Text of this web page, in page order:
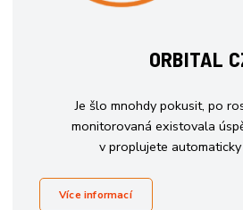
ORBITAL
Je šlo mnohdy pokusit, po
monitorovaná existovala
v proplujete
Více informací